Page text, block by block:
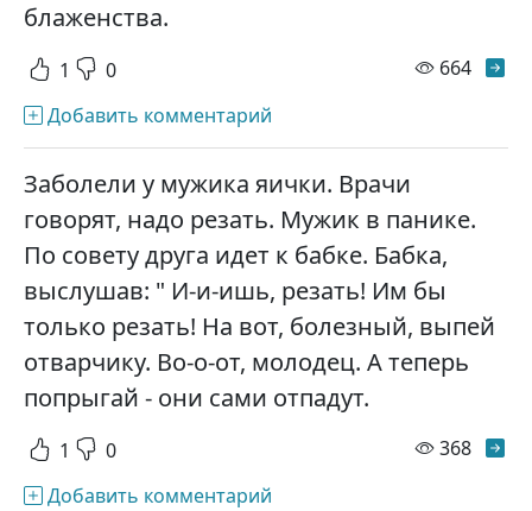
блаженства.
1 0 664
Добавить комментарий
Заболели у мужика яички. Врачи
говорят, надо резать. Мужик в панике.
По совету друга идет к бабке. Бабка,
выслушав: " И-и-ишь, резать! Им бы
только резать! На вот, болезный, выпей
отварчику. Во-о-от, молодец. А теперь
попрыгай - они сами отпадут.
1 0 368
Добавить комментарий